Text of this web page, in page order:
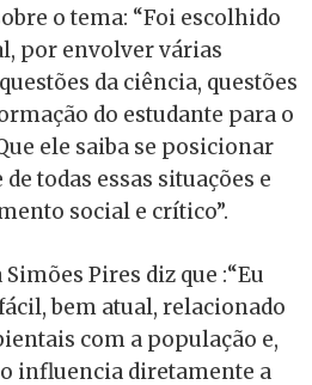
o tema: “Foi escolhido
por envolver várias
da ciência, questões
do estudante para o
ele saiba se posicionar
todas essas situações e
social e crítico”.
Pires diz que :“Eu
bem atual, relacionado
com a população e,
influencia diretamente a